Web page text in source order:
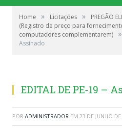
Home » Licitações »
PREGÃO
(Registro de preço para
computadores complementarem) »
Assinado
EDITAL DE PE-19 –
POR ADMINISTRADOR EM 23 DE JUNHO DE